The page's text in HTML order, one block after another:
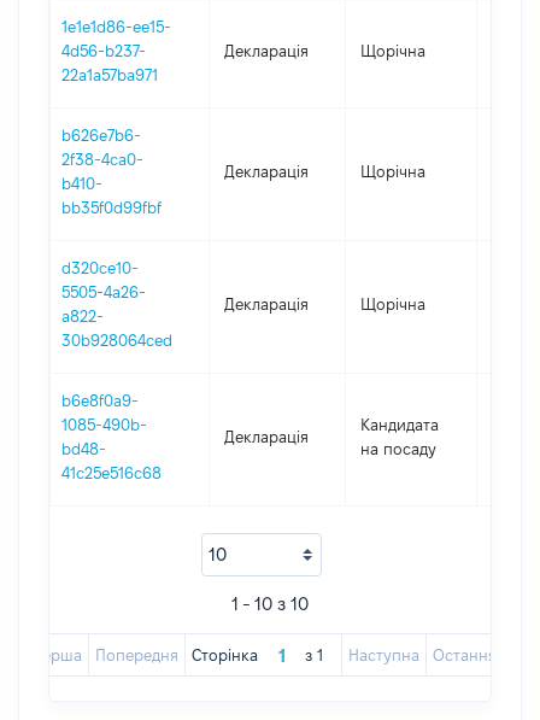
1e1e1d86-ee15-
4d56-b237-
22a1a57ba971
Декларація Щорічна
b626e7b6-
2f38-4ca0-
b410-
bb35f0d99fbf
Декларація Щорічна
d320ce10-
5505-4a26-
a822-
30b928064ced
Декларація Щорічна
b6e8f0a9-
1085-490b-
bd48-
41c25e516c68
Декларація
Кандидата
на посаду
1 - 10 з 10
Перша Попередня Сторінка з 1 Наступна Остання